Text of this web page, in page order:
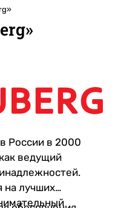
России в 2000
ведущий
на лучших